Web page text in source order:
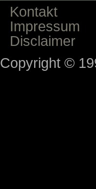
Kontakt
Impressum
Disclaimer
Copyright ©